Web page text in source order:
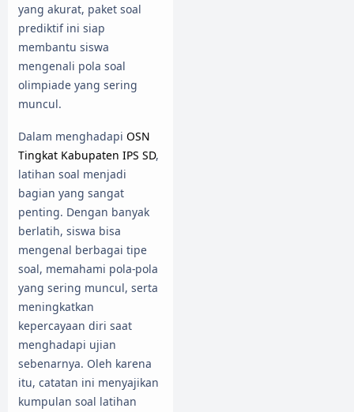
yang akurat, paket soal
prediktif ini siap
membantu siswa
mengenali pola soal
olimpiade yang sering
muncul.
Dalam menghadapi OSN
Tingkat Kabupaten IPS SD,
latihan soal menjadi
bagian yang sangat
penting. Dengan banyak
berlatih, siswa bisa
mengenal berbagai tipe
soal, memahami pola-pola
yang sering muncul, serta
meningkatkan
kepercayaan diri saat
menghadapi ujian
sebenarnya. Oleh karena
itu, catatan ini menyajikan
kumpulan soal latihan